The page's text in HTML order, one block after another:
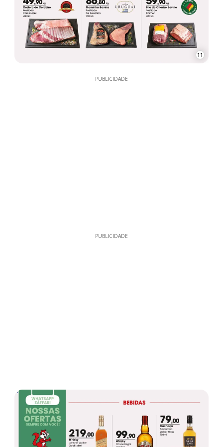
11
PUBLICIDADE
PUBLICIDADE